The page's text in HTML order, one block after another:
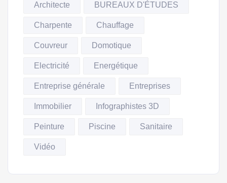
Architecte BUREAUX D'ÉTUDES
Charpente Chauffage
Couvreur Domotique
Electricité Energétique
Entreprise générale Entreprises
Immobilier Infographistes 3D
Peinture Piscine Sanitaire
Vidéo